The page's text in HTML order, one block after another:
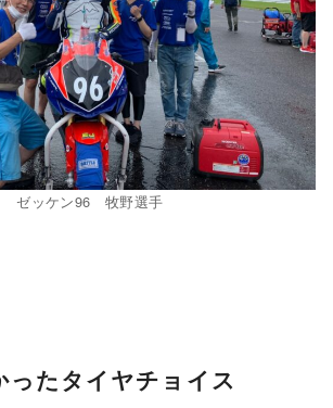
ゼッケン96 牧野選手
ったタイヤチョイス